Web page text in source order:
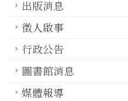
出版消息
徵人啟事
行政公告
圖書館消息
媒體報導